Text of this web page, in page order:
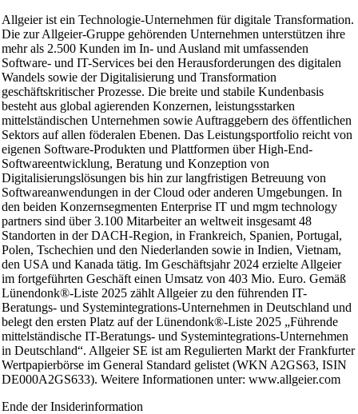
Allgeier ist ein Technologie-Unternehmen für digitale Transformation.
Die zur Allgeier-Gruppe gehörenden Unternehmen unterstützen ihre
mehr als 2.500 Kunden im In- und Ausland mit umfassenden
Software- und IT-Services bei den Herausforderungen des digitalen
Wandels sowie der Digitalisierung und Transformation
geschäftskritischer Prozesse. Die breite und stabile Kundenbasis
besteht aus global agierenden Konzernen, leistungsstarken
mittelständischen Unternehmen sowie Auftraggebern des öffentlichen
Sektors auf allen föderalen Ebenen. Das Leistungsportfolio reicht von
eigenen Software-Produkten und Plattformen über High-End-
Softwareentwicklung, Beratung und Konzeption von
Digitalisierungslösungen bis hin zur langfristigen Betreuung von
Softwareanwendungen in der Cloud oder anderen Umgebungen. In
den beiden Konzernsegmenten Enterprise IT und mgm technology
partners sind über 3.100 Mitarbeiter an weltweit insgesamt 48
Standorten in der DACH-Region, in Frankreich, Spanien, Portugal,
Polen, Tschechien und den Niederlanden sowie in Indien, Vietnam,
den USA und Kanada tätig. Im Geschäftsjahr 2024 erzielte Allgeier
im fortgeführten Geschäft einen Umsatz von 403 Mio. Euro. Gemäß
Lünendonk®-Liste 2025 zählt Allgeier zu den führenden IT-
Beratungs- und Systemintegrations-Unternehmen in Deutschland und
belegt den ersten Platz auf der Lünendonk®-Liste 2025 „Führende
mittelständische IT-Beratungs- und Systemintegrations-Unternehmen
in Deutschland“. Allgeier SE ist am Regulierten Markt der Frankfurter
Wertpapierbörse im General Standard gelistet (WKN A2GS63, ISIN
DE000A2GS633). Weitere Informationen unter: www.allgeier.com
Ende der Insiderinformation